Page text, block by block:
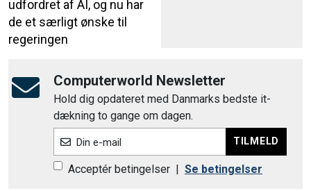
udfordret af AI, og nu har
de et særligt ønske til
regeringen
Computerworld Newsletter
Hold dig opdateret med Danmarks bedste it-
dækning to gange om dagen.
Din e-mail TILMELD
Acceptér betingelser | Se betingelser